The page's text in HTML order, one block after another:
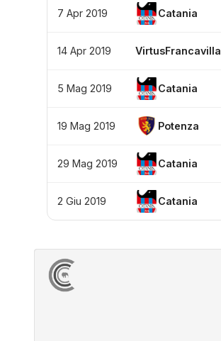
7 Apr 2019 Catania
14 Apr 2019 VirtusFrancavilla
5 Mag 2019 Catania
19 Mag 2019 Potenza
29 Mag 2019 Catania
2 Giu 2019 Catania